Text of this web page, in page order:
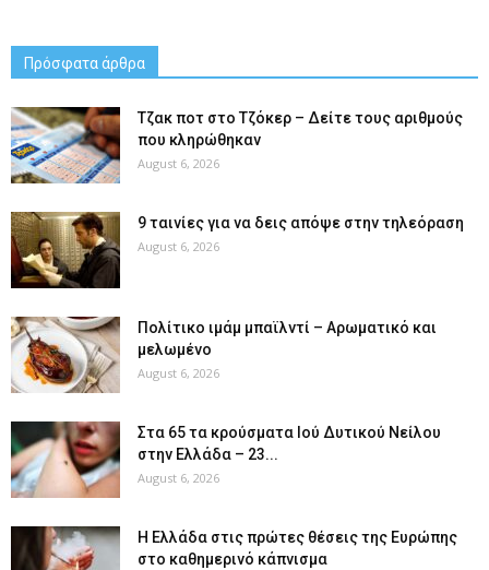
Πρόσφατα άρθρα
Tζακ ποτ στο Τζόκερ – Δείτε τους αριθμούς
που κληρώθηκαν
August 6, 2026
9 ταινίες για να δεις απόψε στην τηλεόραση
August 6, 2026
Πολίτικο ιμάμ μπαϊλντί – Αρωματικό και
μελωμένο
August 6, 2026
Στα 65 τα κρούσματα Ιού Δυτικού Νείλου
στην Ελλάδα – 23...
August 6, 2026
Η Ελλάδα στις πρώτες θέσεις της Ευρώπης
στο καθημερινό κάπνισμα